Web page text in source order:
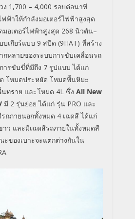
ง 1,700 – 4,000 รอบต่อนาที
ฟ้าให้กำลังมอเตอร์ไฟฟ้าสูงสุด
มอเตอร์ไฟฟ้าสูงสุด 268 นิวตัน–
บเกียร์แบบ 9 สปีด (9HAT) ที่สร้าง
กหลายของระบบการขับเคลื่อนรถ
ารขับขี่ที่มีถึง 7 รูปแบบ ได้แก่
โหมดประหยัด โหมดพื้นหิมะ
ทราย และโหมด 4L ซึ่ง All New
มี 2 รุ่นย่อย ได้แก่ รุ่น PRO และ
ถภายนอกทั้งหมด 4 เฉดสี ได้แก่
ว และมีเฉดสีรถภายในทั้งหมดสี
ะของเบาะจะแตกต่างกันใน